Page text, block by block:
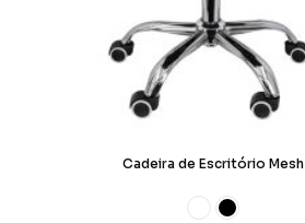
Cadeira de Escritório Mesh